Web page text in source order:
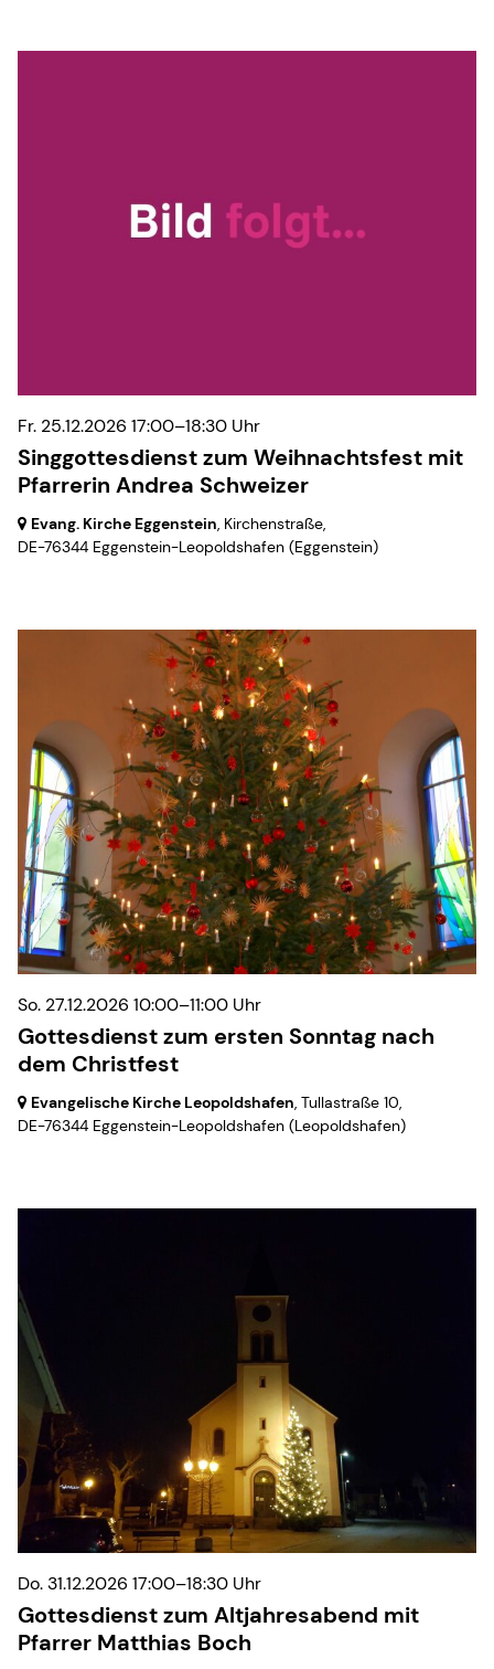
Fr. 25.12.2026 17:00–18:30 Uhr
Singgottesdienst zum Weihnachtsfest mit
Pfarrerin Andrea Schweizer
Evang. Kirche Eggenstein, Kirchenstraße,
DE-76344 Eggenstein-Leopoldshafen (Eggenstein)
So. 27.12.2026 10:00–11:00 Uhr
Gottesdienst zum ersten Sonntag nach
dem Christfest
Evangelische Kirche Leopoldshafen, Tullastraße 10,
DE-76344 Eggenstein-Leopoldshafen (Leopoldshafen)
Do. 31.12.2026 17:00–18:30 Uhr
Gottesdienst zum Altjahresabend mit
Pfarrer Matthias Boch